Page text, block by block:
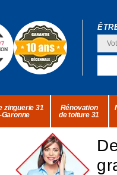
zinguerie 31
Rénovation
de toiture 31